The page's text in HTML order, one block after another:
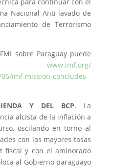
Nacional Anti-lavado de
de Terrorismo
sobre Paraguay puede
enwww.imf.org/
imf-mission-concludes-
Y DEL BCP. La
alcista de la inflación a
oscilando en torno al
con las mayores tasas
fiscal y con el aminorado
al Gobierno paraguayo